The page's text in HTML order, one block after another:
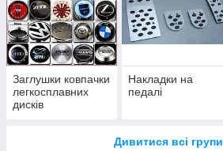
Заглушки ковпачки
легкосплавних
дисків
Накладки на
педалі
Дивитися всі групи